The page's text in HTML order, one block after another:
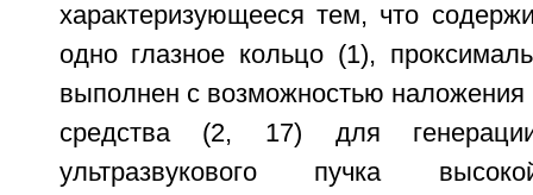
характеризующееся тем, что
одно глазное кольцо (1),
выполнен с возможностью наложения
средства (2, 17) для генерации
ультразвукового пучка